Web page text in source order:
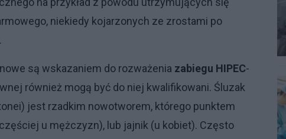
niekiedy kojarzonych ze zrostami po
są wskazaniem do rozważenia zabiegu HIPEC-
również mogą być do niej kwalifikowani. Śluzak
jest rzadkim nowotworem, którego punktem
u mężczyzn), lub jajnik (u kobiet). Często